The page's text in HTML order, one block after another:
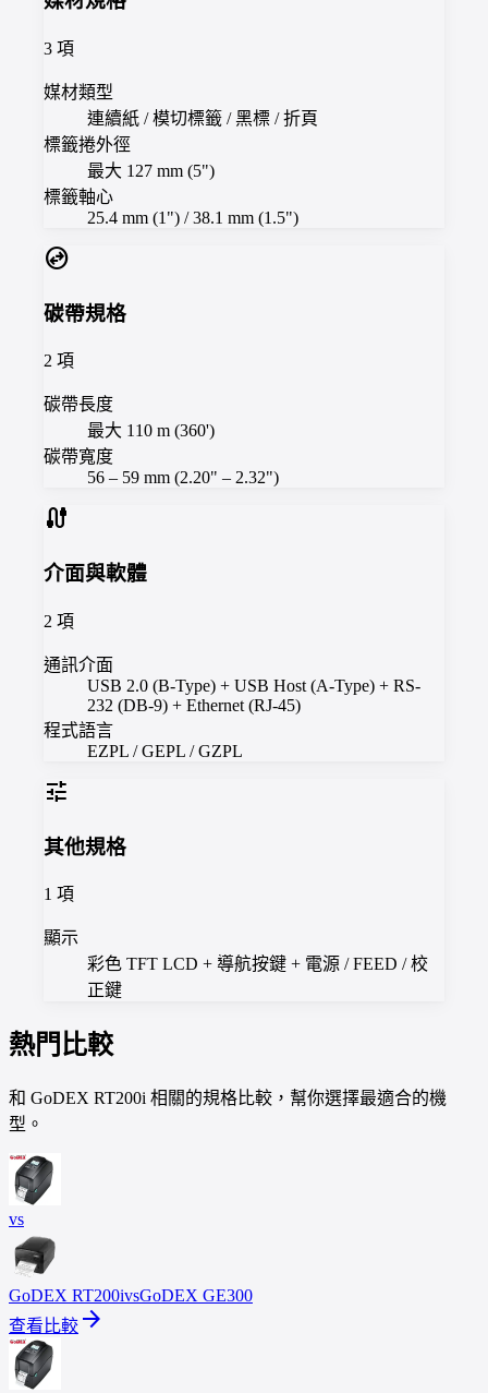
3 項
媒材類型
連續紙 / 模切標籤 / 黑標 / 折頁
標籤捲外徑
最大 127 mm (5")
標籤軸心
25.4 mm (1") / 38.1 mm (1.5")
swap_horizontal_circle
碳帶規格
2 項
碳帶長度
最大 110 m (360')
碳帶寬度
56 – 59 mm (2.20" – 2.32")
cable
介面與軟體
2 項
通訊介面
USB 2.0 (B-Type) + USB Host (A-Type) + RS-
232 (DB-9) + Ethernet (RJ-45)
程式語言
EZPL / GEPL / GZPL
tune
其他規格
1 項
顯示
彩色 TFT LCD + 導航按鍵 + 電源 / FEED / 校
正鍵
熱門比較
和 GoDEX RT200i 相關的規格比較，幫你選擇最適合的機
型。
vs
GoDEX RT200ivsGoDEX GE300
查看比較 arrow_forward